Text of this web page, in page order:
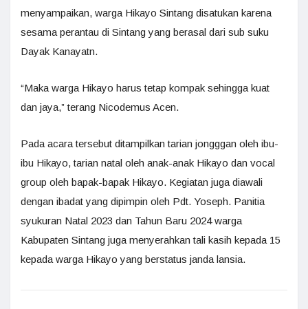
menyampaikan, warga Hikayo Sintang disatukan karena
sesama perantau di Sintang yang berasal dari sub suku
Dayak Kanayatn.
“Maka warga Hikayo harus tetap kompak sehingga kuat
dan jaya,” terang Nicodemus Acen.
Pada acara tersebut ditampilkan tarian jongggan oleh ibu-
ibu Hikayo, tarian natal oleh anak-anak Hikayo dan vocal
group oleh bapak-bapak Hikayo. Kegiatan juga diawali
dengan ibadat yang dipimpin oleh Pdt. Yoseph. Panitia
syukuran Natal 2023 dan Tahun Baru 2024 warga
Kabupaten Sintang juga menyerahkan tali kasih kepada 15
kepada warga Hikayo yang berstatus janda lansia.